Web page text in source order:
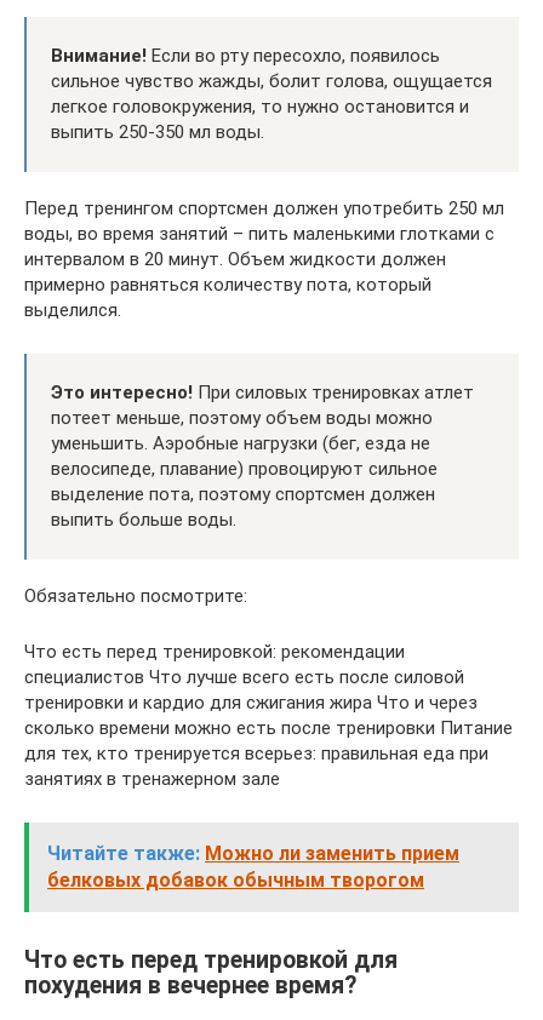
Внимание! Если во рту пересохло, появилось
сильное чувство жажды, болит голова, ощущается
легкое головокружения, то нужно остановится и
выпить 250-350 мл воды.
Перед тренингом спортсмен должен употребить 250 мл
воды, во время занятий – пить маленькими глотками с
интервалом в 20 минут. Объем жидкости должен
примерно равняться количеству пота, который
выделился.
Это интересно! При силовых тренировках атлет
потеет меньше, поэтому объем воды можно
уменьшить. Аэробные нагрузки (бег, езда не
велосипеде, плавание) провоцируют сильное
выделение пота, поэтому спортсмен должен
выпить больше воды.
Обязательно посмотрите:
Что есть перед тренировкой: рекомендации
специалистов Что лучше всего есть после силовой
тренировки и кардио для сжигания жира Что и через
сколько времени можно есть после тренировки Питание
для тех, кто тренируется всерьез: правильная еда при
занятиях в тренажерном зале
Читайте также: Можно ли заменить прием
белковых добавок обычным творогом
Что есть перед тренировкой для
похудения в вечернее время?